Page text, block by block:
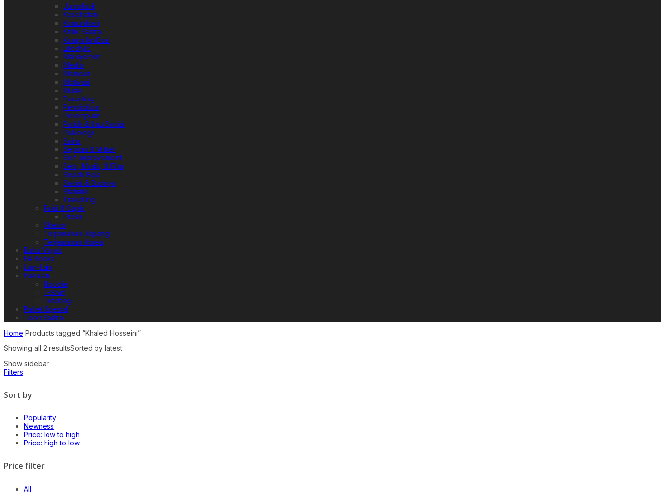
Jurnalistik
Kesehatan
Komunikasi
Kritik Sastra
Kumpulan Esai
Lifestyle
Manajemen
Media
Memoar
Motivasi
Musik
Parenting
Pendidikan
Perempuan
Politik & Ilmu Sosial
Psikologi
Sains
Sejarah & Militer
Self-improvement
Seni, Musik, & Film
Sepak Bola
Sosial & Budaya
Statistik
Travelling
Puisi & Sajak
Prosa
Sketsa
Terjemahan Jepang
Terjemahan Korea
Buku Mojok
EA Books
Lain-Lain
Pakaian
Hoodie
T-Shirt
Totebag
Paket Spesial
Teori Sastra
Home Products tagged “Khaled Hosseini”
Showing all 2 resultsSorted by latest
Show sidebar
Filters
Sort by
Popularity
Newness
Price: low to high
Price: high to low
Price filter
All